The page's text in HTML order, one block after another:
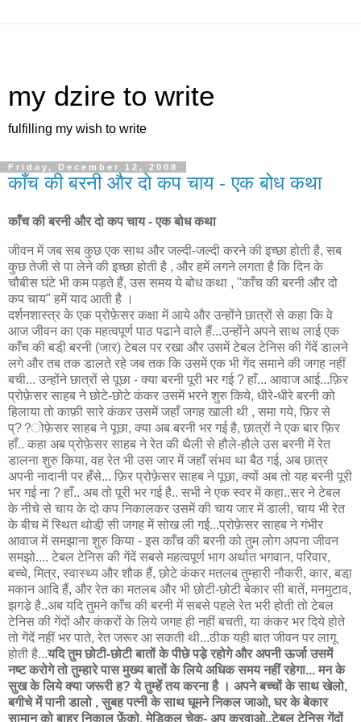
my dzire to write
fulfilling my wish to write
Friday, December 12, 2008
काँच की बरनी और दो कप चाय - एक बोध कथा
काँच की बरनी और दो कप चाय - एक बोध कथा
जीवन में जब सब कुछ एक साथ और जल्दी-जल्दी करने की इच्छा होती है, सब
कुछ तेजी से पा लेने की इच्छा होती है , और हमें लगने लगता है कि दिन के
चौबीस घंटे भी कम पड़ते हैं, उस समय ये बोध कथा , "काँच की बरनी और दो
कप चाय" हमें याद आती है ।
दर्शनशास्त्र के एक प्रोफ़ेसर कक्षा में आये और उन्होंने छात्रों से कहा कि वे
आज जीवन का एक महत्वपूर्ण पाठ पढाने वाले हैं...उन्होंने अपने साथ लाई एक
काँच की बडी़ बरनी (जार) टेबल पर रखा और उसमें टेबल टेनिस की गेंदें डालने
लगे और तब तक डालते रहे जब तक कि उसमें एक भी गेंद समाने की जगह नहीं
बची... उन्होंने छात्रों से पूछा - क्या बरनी पूरी भर गई ? हाँ... आवाज आई...फ़िर
प्रोफ़ेसर साहब ने छोटे-छोटे कंकर उसमें भरने शुरु किये, धीरे-धीरे बरनी को
हिलाया तो काफ़ी सारे कंकर उसमें जहाँ जगह खाली थी , समा गये, फ़िर से
प्??ोफ़ेसर साहब ने पूछा, क्या अब बरनी भर गई है, छात्रों ने एक बार फ़िर
हाँ.. कहा अब प्रोफ़ेसर साहब ने रेत की थैली से हौले-हौले उस बरनी में रेत
डालना शुरु किया, वह रेत भी उस जार में जहाँ संभव था बैठ गई, अब छात्र
अपनी नादानी पर हँसे... फ़िर प्रोफ़ेसर साहब ने पूछा, क्यों अब तो यह बरनी पूरी
भर गई ना ? हाँ.. अब तो पूरी भर गई है.. सभी ने एक स्वर में कहा..सर ने टेबल
के नीचे से चाय के दो कप निकालकर उसमें की चाय जार में डाली, चाय भी रेत
के बीच में स्थित थोडी़ सी जगह में सोख ली गई...प्रोफ़ेसर साहब ने गंभीर
आवाज में समझाना शुरु किया - इस काँच की बरनी को तुम लोग अपना जीवन
समझो.... टेबल टेनिस की गेंदें सबसे महत्वपूर्ण भाग अर्थात भगवान, परिवार,
बच्चे, मित्र, स्वास्थ्य और शौक हैं, छोटे कंकर मतलब तुम्हारी नौकरी, कार, बडा़
मकान आदि हैं, और रेत का मतलब और भी छोटी-छोटी बेकार सी बातें, मनमुटाव,
झगडे़ है..अब यदि तुमने काँच की बरनी में सबसे पहले रेत भरी होती तो टेबल
टेनिस की गेंदों और कंकरों के लिये जगह ही नहीं बचती, या कंकर भर दिये होते
तो गेंदें नहीं भर पाते, रेत जरूर आ सकती थी...ठीक यही बात जीवन पर लागू
होती है...यदि तुम छोटी-छोटी बातों के पीछे पडे़ रहोगे और अपनी ऊर्जा उसमें
नष्ट करोगे तो तुम्हारे पास मुख्य बातों के लिये अधिक समय नहीं रहेगा... मन के
सुख के लिये क्या जरूरी ह? ये तुम्हें तय करना है । अपने बच्चों के साथ खेलो,
बगीचे में पानी डालो , सुबह पत्नी के साथ घूमने निकल जाओ, घर के बेकार
सामान को बाहर निकाल फ़ेंको, मेडिकल चेक- अप करवाओ..टेबल टेनिस गेंदों